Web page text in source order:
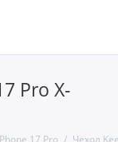
Pro X-
17 Pro Чехол